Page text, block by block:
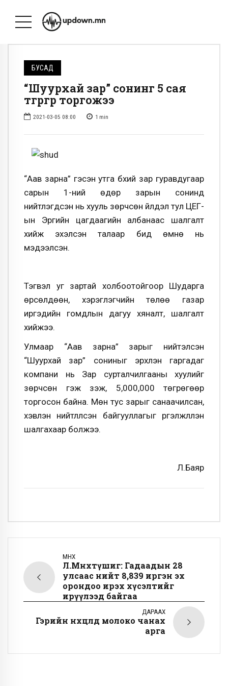
БУСАД
“Шуурхай зар” сонинг 5 сая
төгрөгөөр торгожээ
2021-03-05 08:00 1 min
“Аав зарна” гэсэн утга бүхий зар гуравдугаар
сарын 1-ний өдөр зарын сонинд
нийтлэгдсэн нь хууль зөрчсөн үйлдэл тул ЦЕГ-
ын Эрүүгийн цагдаагийн албанаас шалгалт
хийж эхэлсэн талаар бид өмнө нь
мэдээлсэн.
Тэгвэл уг зартай холбоотойгоор Шударга
өрсөлдөөн, хэрэглэгчийн төлөө газар
иргэдийн гомдлын дагуу хяналт, шалгалт
хийжээ.
Улмаар “Аав зарна” зарыг нийтэлсэн
“Шуурхай зар” сониныг эрхлэн гаргадаг
компани нь Зар сурталчилгааны хуулийг
зөрчсөн гэж үзэж, 5,000,000 төгрөгөөр
торгосон байна. Мөн тус зарыг санаачилсан,
хэвлэн нийтлүүлсэн байгууллагыг үргэлжлүүлэн
шалгахаар болжээ.
Л.Баяр
ӨМНӨХ
Л.Мөнхтүшиг: Гадаадын 28
улсаас нийт 8,839 иргэн эх
орондоо ирэх хүсэлтийг
ирүүлээд байгаа
ДАРААХ
Гэрийн нөхцөлд молоко чанах
арга